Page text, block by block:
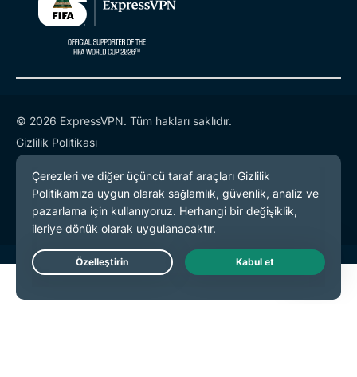
© 2026 ExpressVPN. Tüm hakları saklıdır.
Gizlilik Politikası
Hizmet Koşulları
Çerez Tercihleri
Live Chat